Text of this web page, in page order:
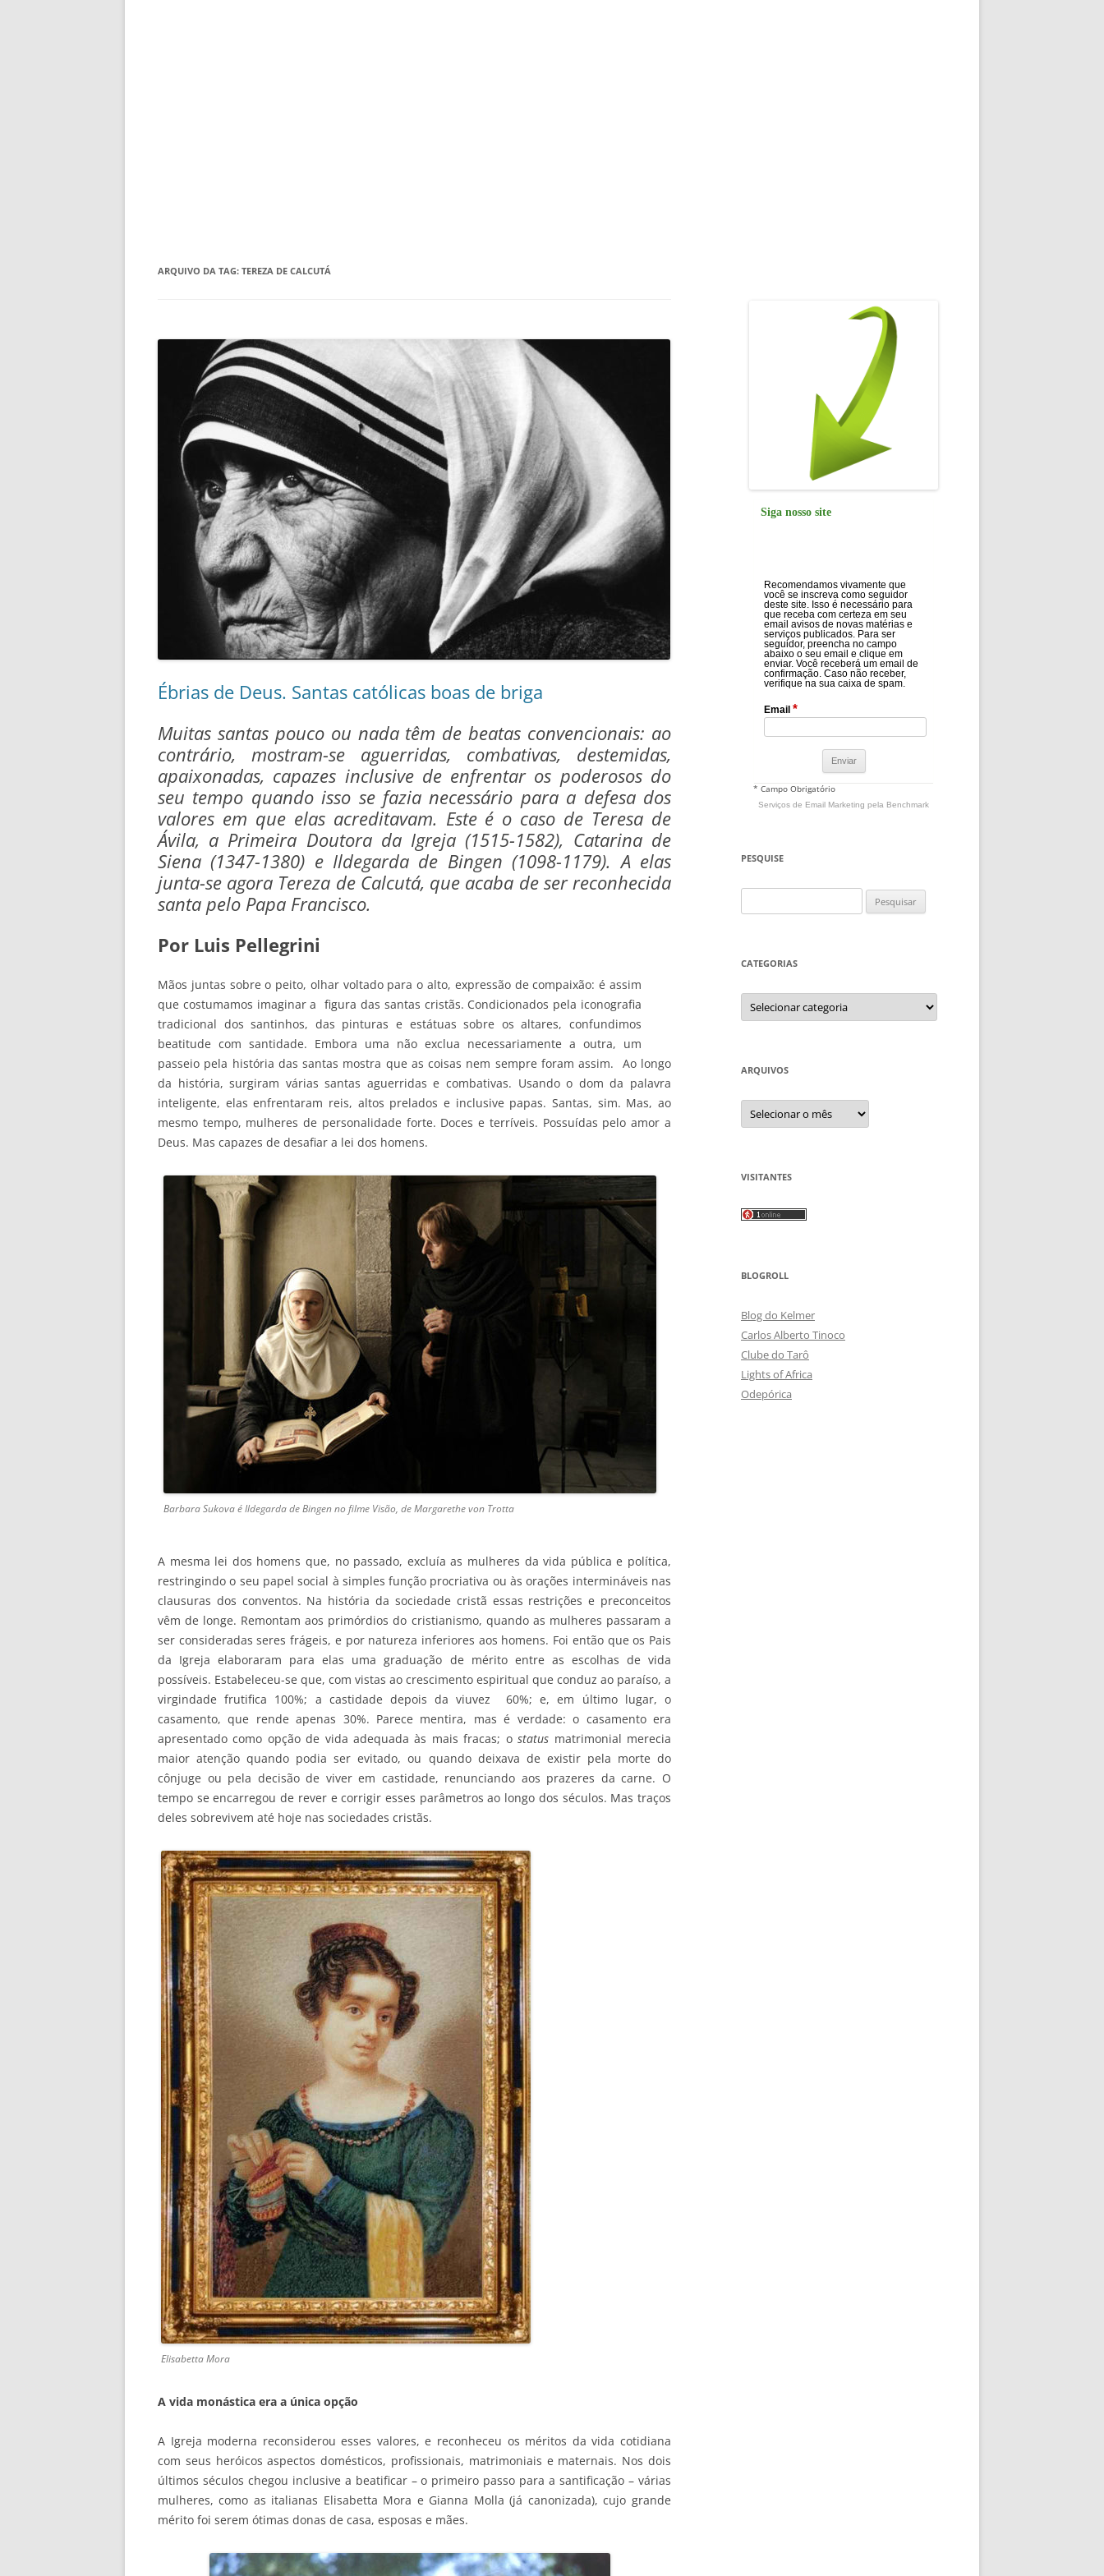
ARQUIVO DA TAG: TEREZA DE CALCUTÁ
Ébrias de Deus. Santas católicas boas de briga
Muitas santas pouco ou nada têm de beatas convencionais: ao
contrário, mostram-se aguerridas, combativas, destemidas,
apaixonadas, capazes inclusive de enfrentar os poderosos do
seu tempo quando isso se fazia necessário para a defesa dos
valores em que elas acreditavam. Este é o caso de Teresa de
Ávila, a Primeira Doutora da Igreja (1515-1582), Catarina de
Siena (1347-1380) e Ildegarda de Bingen (1098-1179). A elas
junta-se agora Tereza de Calcutá, que acaba de ser reconhecida
santa pelo Papa Francisco.
Por Luis Pellegrini
Mãos juntas sobre o peito, olhar voltado para o alto, expressão de compaixão: é assim
que costumamos imaginar a figura das santas cristãs. Condicionados pela iconografia
tradicional dos santinhos, das pinturas e estátuas sobre os altares, confundimos
beatitude com santidade. Embora uma não exclua necessariamente a outra, um
passeio pela história das santas mostra que as coisas nem sempre foram assim. Ao longo
da história, surgiram várias santas aguerridas e combativas. Usando o dom da palavra
inteligente, elas enfrentaram reis, altos prelados e inclusive papas. Santas, sim. Mas, ao
mesmo tempo, mulheres de personalidade forte. Doces e terríveis. Possuídas pelo amor a
Deus. Mas capazes de desafiar a lei dos homens.
Barbara Sukova é Ildegarda de Bingen no filme Visão, de Margarethe von Trotta
A mesma lei dos homens que, no passado, excluía as mulheres da vida pública e política,
restringindo o seu papel social à simples função procriativa ou às orações intermináveis nas
clausuras dos conventos. Na história da sociedade cristã essas restrições e preconceitos
vêm de longe. Remontam aos primórdios do cristianismo, quando as mulheres passaram a
ser consideradas seres frágeis, e por natureza inferiores aos homens. Foi então que os Pais
da Igreja elaboraram para elas uma graduação de mérito entre as escolhas de vida
possíveis. Estabeleceu-se que, com vistas ao crescimento espiritual que conduz ao paraíso, a
virgindade frutifica 100%; a castidade depois da viuvez 60%; e, em último lugar, o
casamento, que rende apenas 30%. Parece mentira, mas é verdade: o casamento era
apresentado como opção de vida adequada às mais fracas; ostatus matrimonial merecia
maior atenção quando podia ser evitado, ou quando deixava de existir pela morte do
cônjuge ou pela decisão de viver em castidade, renunciando aos prazeres da carne. O
tempo se encarregou de rever e corrigir esses parâmetros ao longo dos séculos. Mas traços
deles sobrevivem até hoje nas sociedades cristãs.
Elisabetta Mora
A vida monástica era a única opção
A Igreja moderna reconsiderou esses valores, e reconheceu os méritos da vida cotidiana
com seus heróicos aspectos domésticos, profissionais, matrimoniais e maternais. Nos dois
últimos séculos chegou inclusive a beatificar – o primeiro passo para a santificação – várias
mulheres, como as italianas Elisabetta Mora e Gianna Molla (já canonizada), cujo grande
mérito foi serem ótimas donas de casa, esposas e mães.
Siga nosso site
Recomendamos vivamente que
você se inscreva como seguidor
deste site. Isso é necessário para
que receba com certeza em seu
email avisos de novas matérias e
serviços publicados. Para ser
seguidor, preencha no campo
abaixo o seu email e clique em
enviar. Você receberá um email de
confirmação. Caso não receber,
verifique na sua caixa de spam.
Email *
* Campo Obrigatório
Serviços de Email Marketing pela Benchmark
PESQUISE
por:
CATEGORIAS
Categorias
ARQUIVOS
Arquivos
VISITANTES
BLOGROLL
Blog do Kelmer
Carlos Alberto Tinoco
Clube do Tarô
Lights of Africa
Odepórica